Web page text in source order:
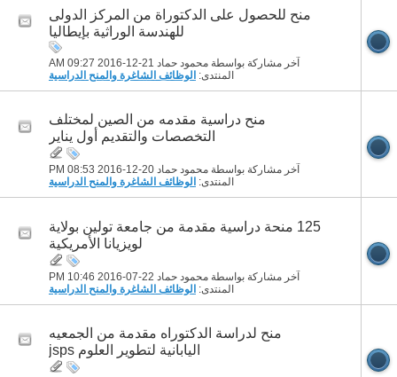
منح للحصول على الدكتوراة من المركز الدولى
للهندسة الوراثية بإيطاليا
آخر مشاركة بواسطة محمود حماد 21-12-2016
09:27 AM
المنتدى: الوظائف الشاغرة والمنح الدراسية
منح دراسية مقدمه من الصين لمختلف
التخصصات والتقديم أول يناير
آخر مشاركة بواسطة محمود حماد 20-12-2016
08:53 PM
المنتدى: الوظائف الشاغرة والمنح الدراسية
125 منحة دراسية مقدمة من جامعة تولين بولاية
لويزيانا الأمريكية
آخر مشاركة بواسطة محمود حماد 22-07-2016
10:46 PM
المنتدى: الوظائف الشاغرة والمنح الدراسية
منح لدراسة الدكتوراه مقدمة من الجمعيه
اليابانية لتطوير العلوم jsps